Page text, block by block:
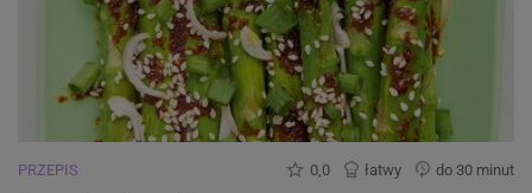
PRZEPIS 0,0 łatwy do 30 minut